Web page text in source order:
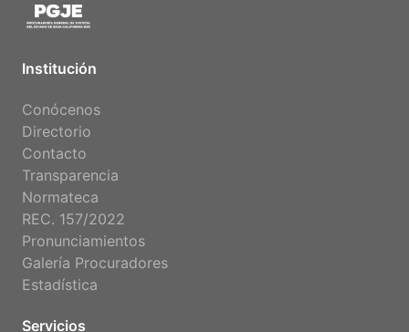
Institución
Conócenos
Directorio
Contacto
Transparencia
Normateca
REC. 157/2022
Pronunciamientos
Galería Procuradores
Estadística
Servicios